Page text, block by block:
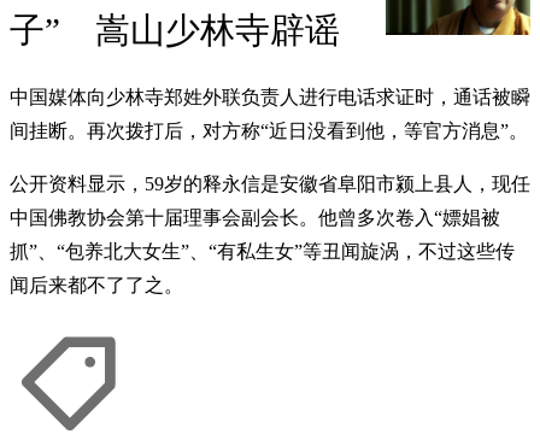
子” 嵩山少林寺辟谣
中国媒体向少林寺郑姓外联负责人进行电话求证时，通话被瞬
间挂断。再次拨打后，对方称“近日没看到他，等官方消息”。
公开资料显示，59岁的释永信是安徽省阜阳市颍上县人，现任
中国佛教协会第十届理事会副会长。他曾多次卷入“嫖娼被
抓”、“包养北大女生”、“有私生女”等丑闻旋涡，不过这些传
闻后来都不了了之。